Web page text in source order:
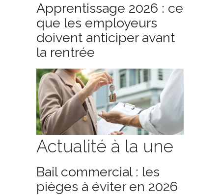
Apprentissage 2026 : ce
que les employeurs
doivent anticiper avant
la rentrée
Actualité à la une
Bail commercial : les
pièges à éviter en 2026